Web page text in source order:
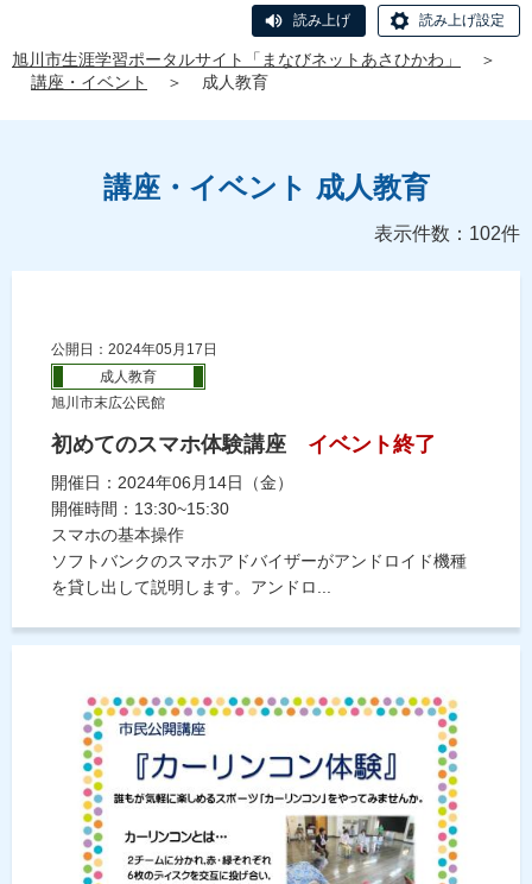
読み上げ 読み上げ設定
旭川市生涯学習ポータルサイト「まなびネットあさひかわ」
＞
講座・イベント
＞ 成人教育
講座・イベント 成人教育
表示件数：102件
公開日：2024年05月17日
成人教育
旭川市末広公民館
初めてのスマホ体験講座 イベント終了
開催日：2024年06月14日（金）
開催時間：13:30~15:30
スマホの基本操作
ソフトバンクのスマホアドバイザーがアンドロイド機種
を貸し出して説明します。アンドロ...